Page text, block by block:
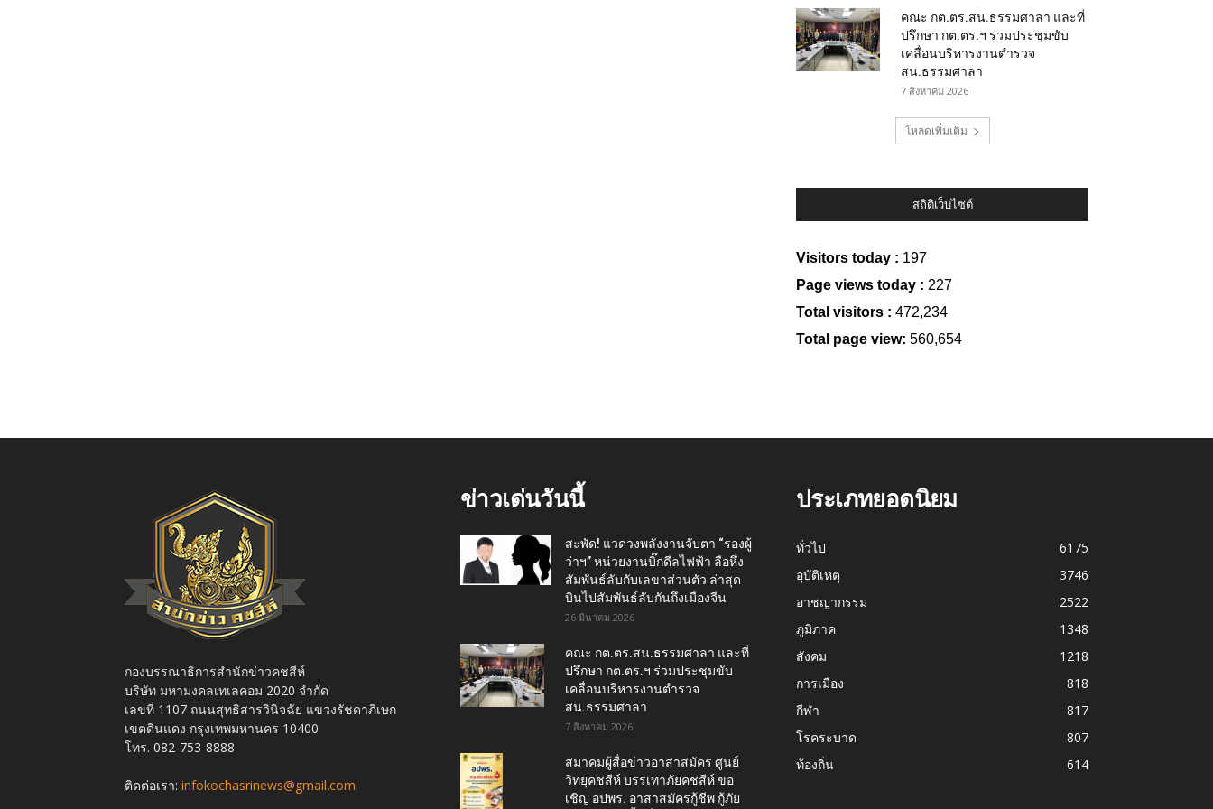
คณะ กต.ตร.สน.ธรรมศาลา และที่
ปรึกษา กต.ตร.ฯ ร่วมประชุมขับ
เคลื่อนบริหารงานตำรวจ
สน.ธรรมศาลา
7 สิงหาคม 2026
โหลดเพิ่มเติม
สถิติเว็บไซต์
Visitors today : 197
Page views today : 227
Total visitors : 472,234
Total page view: 560,654
กองบรรณาธิการสำนักข่าวคชสีห์
บริษัท มหามงคลเทเลคอม 2020 จำกัด
เลขที่ 1107 ถนนสุทธิสารวินิจฉัย แขวงรัชดาภิเษก
เขตดินแดง กรุงเทพมหานคร 10400
โทร. 082-753-8888
ติดต่อเรา: infokochasrinews@gmail.com
ข่าวเด่นวันนี้
สะพัด! แวดวงพลังงานจับตา “รองผู้
ว่าฯ” หน่วยงานบิ๊กดีลไฟฟ้า ลือหึ่ง
สัมพันธ์ลับกับเลขาส่วนตัว ล่าสุด
บินไปสัมพันธ์ลับกันถึงเมืองจีน
26 มีนาคม 2026
คณะ กต.ตร.สน.ธรรมศาลา และที่
ปรึกษา กต.ตร.ฯ ร่วมประชุมขับ
เคลื่อนบริหารงานตำรวจ
สน.ธรรมศาลา
7 สิงหาคม 2026
สมาคมผู้สื่อข่าวอาสาสมัคร ศูนย์
วิทยุคชสีห์ บรรเทาภัยคชสีห์ ขอ
เชิญ อปพร. อาสาสมัครกู้ชีพ กู้ภัย
ประเภทยอดนิยม
ทั่วไป
6175
อุบัติเหตุ
3746
อาชญากรรม
2522
ภูมิภาค
1348
สังคม
1218
การเมือง
818
กีฬา
817
โรคระบาด
807
ท้องถิ่น
614